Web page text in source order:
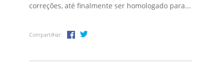
correções, até finalmente ser homologado para...
Compartilhar: